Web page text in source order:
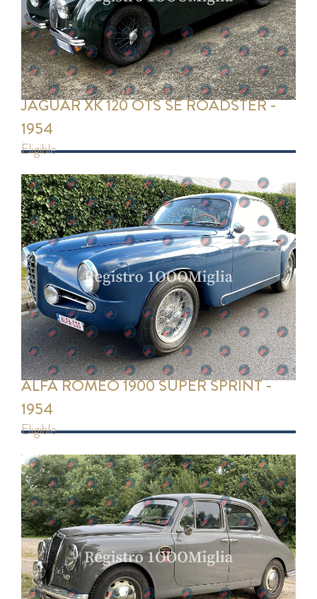
JAGUAR XK 120 OTS SE ROADSTER -
1954
eligible
ALFA ROMEO 1900 SUPER SPRINT -
1954
eligible